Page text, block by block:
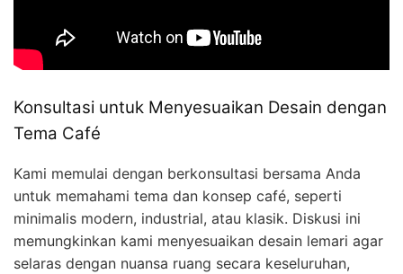
Konsultasi untuk Menyesuaikan Desain dengan
Tema Café
Kami memulai dengan berkonsultasi bersama Anda
untuk memahami tema dan konsep café, seperti
minimalis modern, industrial, atau klasik. Diskusi ini
memungkinkan kami menyesuaikan desain lemari agar
selaras dengan nuansa ruang secara keseluruhan,